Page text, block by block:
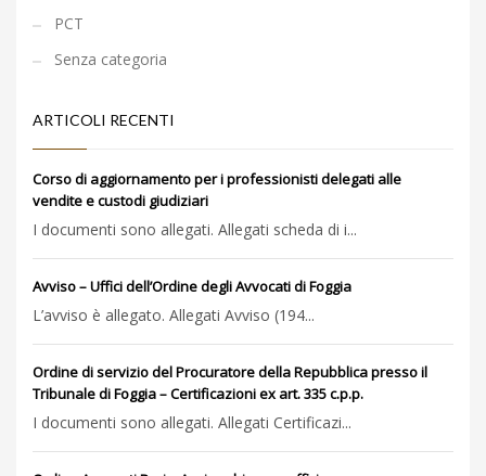
PCT
Senza categoria
ARTICOLI RECENTI
Corso di aggiornamento per i professionisti delegati alle
vendite e custodi giudiziari
I documenti sono allegati. Allegati scheda di i...
Avviso – Uffici dell’Ordine degli Avvocati di Foggia
L’avviso è allegato. Allegati Avviso (194...
Ordine di servizio del Procuratore della Repubblica presso il
Tribunale di Foggia – Certificazioni ex art. 335 c.p.p.
I documenti sono allegati. Allegati Certificazi...